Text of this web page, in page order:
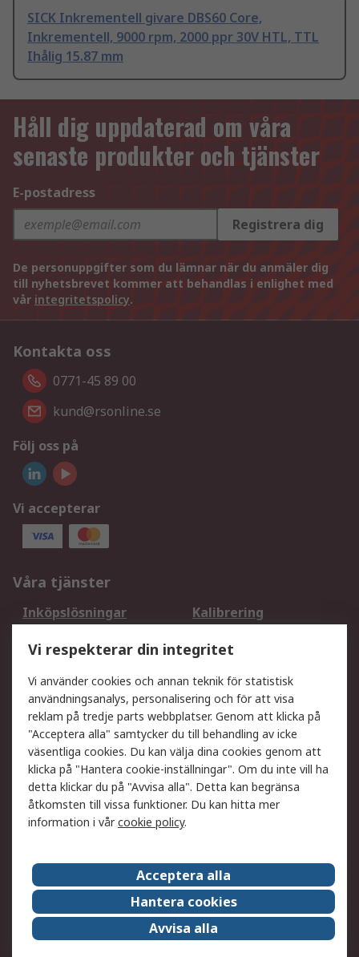
SICK Inkrementell givare DBS60 Core,
Inkrementell, 9000 rpm, 2000 ppr 30V HTL, TTL
Ihålig 15.87 mm
Håll dig uppdaterad om våra
senaste produkter och tjänster
E-postadress
Registrera dig
De personuppgifter som du lämnar när du anmäler dig
till nyhetsbrevet kommer att behandlas i enlighet med
vår integritetspolicy.
Kontakta oss
0771-45 89 00
kund@rsonline.se
Följ oss på
Vi accepterar
Våra tjänster
Inköpslösningar
Kalibrering
DesignSpark
Teknisk Support
Ditt lokala säljteam
Exportlösningar
Support
Få hjälp
Retur av varor
Leverans
Spåra din order
Begär en fakturakopi
Fördelar med RS-konto
Betalningsalternativ
Om RS
Försäljningsvillkor
Det juridiska
Press Centre
Jobba hos RS
ESG
Vi respekterar din integritet
Vi använder cookies och annan teknik för statistisk
användningsanalys, personalisering och för att visa
reklam på tredje parts webbplatser. Genom att klicka på
"Acceptera alla" samtycker du till behandling av icke
väsentliga cookies. Du kan välja dina cookies genom att
klicka på "Hantera cookie-inställningar". Om du inte vill ha
detta klickar du på "Avvisa alla". Detta kan begränsa
åtkomsten till vissa funktioner. Du kan hitta mer
information i vårcookie policy.
Acceptera alla
Hantera cookies
Avvisa alla